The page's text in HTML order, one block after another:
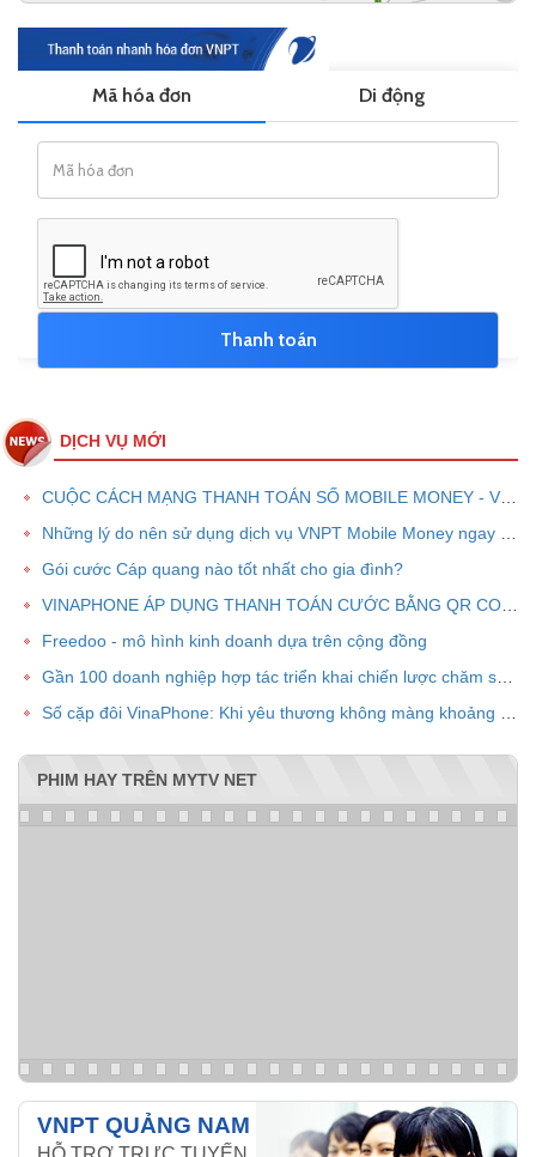
DỊCH VỤ MỚI
Gói cước Cáp quang nào tốt nhất cho gia đình?
Freedoo - mô hình kinh doanh dựa trên cộng đồng
PHIM HAY TRÊN MYTV NET
VNPT QUẢNG NAM